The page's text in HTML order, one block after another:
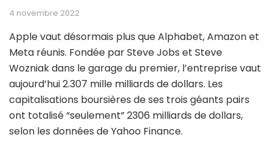
4 novembre 2022
Apple vaut désormais plus que Alphabet, Amazon et
Meta réunis. Fondée par Steve Jobs et Steve
Wozniak dans le garage du premier, l’entreprise vaut
aujourd’hui 2.307 mille milliards de dollars. Les
capitalisations boursières de ses trois géants pairs
ont totalisé “seulement” 2306 milliards de dollars,
selon les données de Yahoo Finance.